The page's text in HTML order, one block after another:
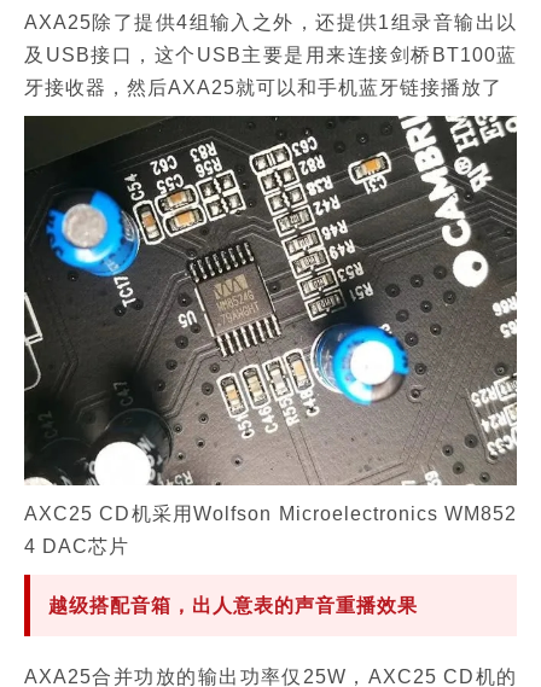
AXA25除了提供4组输入之外，还提供1组录音输出以
及USB接口，这个USB主要是用来连接剑桥BT100蓝
牙接收器，然后AXA25就可以和手机蓝牙链接播放了
AXC25 CD机采用Wolfson Microelectronics WM852
4 DAC芯片
越级搭配音箱，出人意表的声音重播效果
AXA25合并功放的输出功率仅25W，AXC25 CD机的